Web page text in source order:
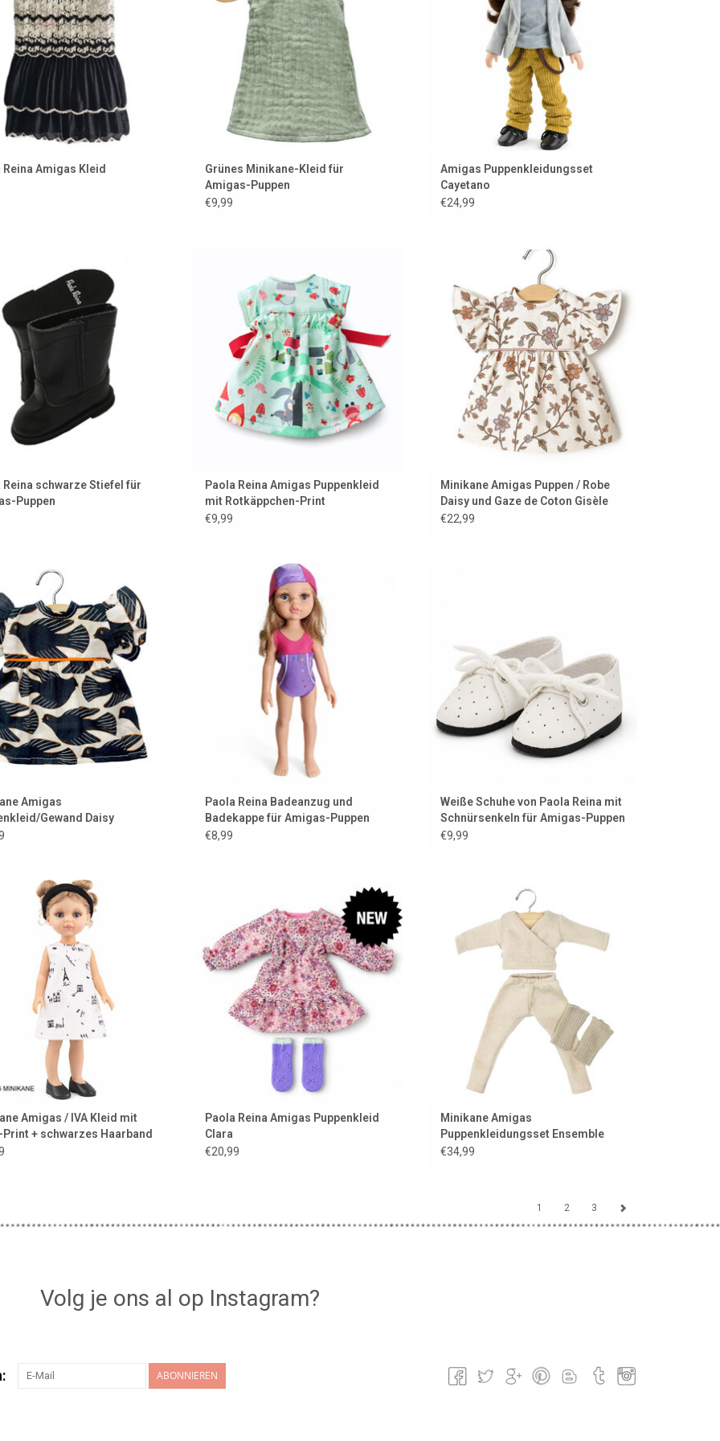
Reina Amigas Kleid
Grünes Minikane-Kleid für
Amigas-Puppen
€9,99
Amigas Puppenkleidungsset
Cayetano
€24,99
von Paola Reina
WARENKORB HINZUFÜGEN
Reina schwarze Stiefel für
Puppen
ZUM WARENKORB HINZUFÜGEN
Paola Reina Amigas Puppenkleid
mit Rotkäppchen-Print
€9,99
Puppenkleid für Amigas-Puppen der
französischen Marke Minikane
ZUM WARENKORB HINZUFÜGEN
Minikane Amigas Puppen / Robe
Daisy und Gaze de Coton Gisèle
€22,99
für Amigas-Puppen der
Marke Minikane
WARENKORB HINZUFÜGEN
Amigas
Gewand Daisy
Badeanzug und Badekappe für deine
Amigas-Puppe
ZUM WARENKORB HINZUFÜGEN
Paola Reina Badeanzug und
Badekappe für Amigas-Puppen
€8,99
Weiße Schuhe von Paola Reina mit
Schnürsenkeln für Amigas-Puppen
€9,99
Haute Couture für Ihre Amigas-
Entworfen von Minikane aus Paris.
WARENKORB HINZUFÜGEN
Amigas / IVA Kleid mit
+ schwarzes Haarband
Kleidungsset für die Amigas-Puppen
ZUM WARENKORB HINZUFÜGEN
Paola Reina Amigas Puppenkleid
Clara
€20,99
Kleidungsset für deine Amigas-Puppe.
Entworfen von der französischen Marke
Minikane.
ZUM WARENKORB HINZUFÜGEN
Minikane Amigas
Puppenkleidungsset Ensemble
Roxane en maille tricot beige mit
€34,99
1 2 3
Volg je ons al op Instagram?
ABONNIEREN